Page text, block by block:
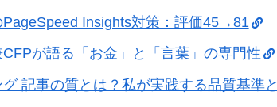
Insights対策：評価45→81
が語る「お金」と「言葉」の専門性
記事の質とは？私が実践する品質基準